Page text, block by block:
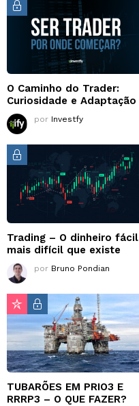
O Caminho do Trader:
Curiosidade e Adaptação
por Investfy
Trading – O dinheiro fácil
mais difícil que existe
por Bruno Pondian
TUBARÕES EM PRIO3 E
RRRP3 – O QUE FAZER?